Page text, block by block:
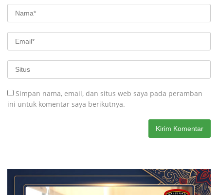
Simpan nama, email, dan situs web saya pada peramban
ini untuk komentar saya berikutnya.